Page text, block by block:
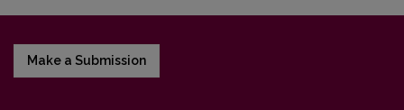
Make a Submission